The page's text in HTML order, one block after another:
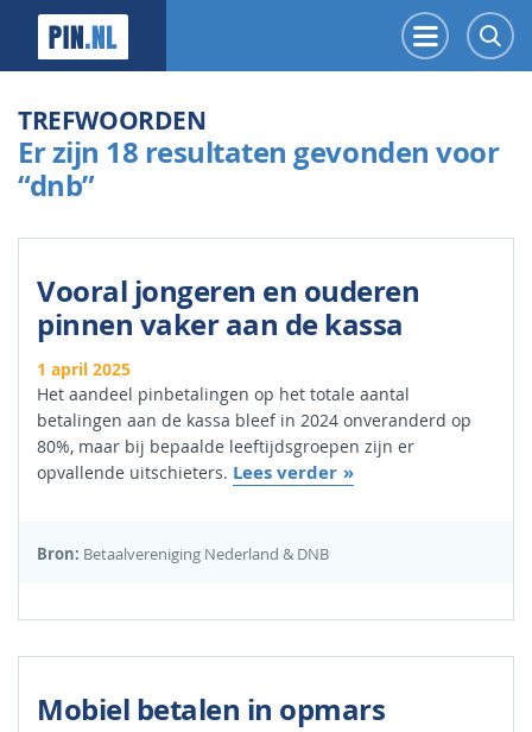
Menu
TREFWOORDEN
Er zijn 18 resultaten gevonden voor
“dnb”
Vooral jongeren en ouderen
pinnen vaker aan de kassa
1 april 2025
Het aandeel pinbetalingen op het totale aantal
betalingen aan de kassa bleef in 2024 onveranderd op
80%, maar bij bepaalde leeftijdsgroepen zijn er
opvallende uitschieters. Lees verder
Bron: Betaalvereniging Nederland & DNB
Mobiel betalen in opmars